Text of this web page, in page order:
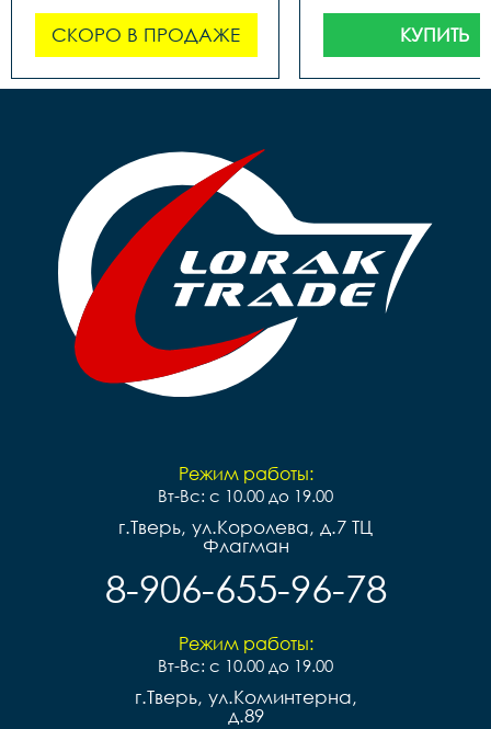
СКОРО В ПРОДАЖЕ КУПИТЬ
Режим работы:
Вт-Вс: с 10.00 до 19.00
г.Тверь, ул.Королева, д.7 ТЦ
Флагман
8-906-655-96-78
Режим работы:
Вт-Вс: с 10.00 до 19.00
г.Тверь, ул.Коминтерна,
д.89